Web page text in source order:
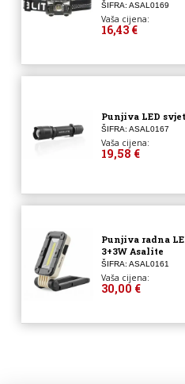
ŠIFRA: ASAL0169
Vaša cijena:
16,43 €
Punjiva LED
ŠIFRA: ASAL0167
Vaša cijena:
19,58 €
Punjiva radna
3+3W Asalite
ŠIFRA: ASAL0161
Vaša cijena:
30,00 €